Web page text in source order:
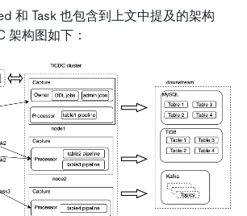
和 Task 也包含到上文中提及的架构
架构图如下：